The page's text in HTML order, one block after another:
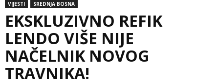
VIJESTI SREDNJA BOSNA
EKSKLUZIVNO REFIK
LENDO VIŠE NIJE
NAČELNIK NOVOG
TRAVNIKA!